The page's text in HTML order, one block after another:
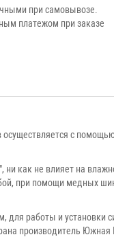
при самовывозе.
платежом при заказе
с
ни как не влияет на
при помощи медных
для работы и установки
производитель Южная